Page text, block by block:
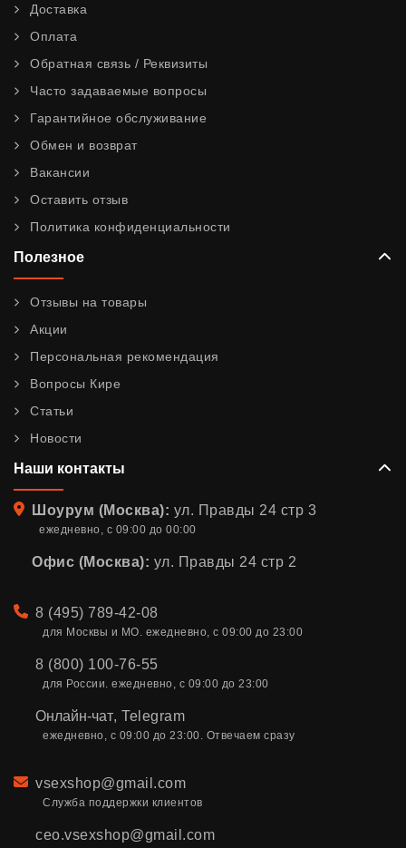
Доставка
Оплата
Обратная связь / Реквизиты
Часто задаваемые вопросы
Гарантийное обслуживание
Обмен и возврат
Вакансии
Оставить отзыв
Политика конфиденциальности
Полезное
Отзывы на товары
Акции
Персональная рекомендация
Вопросы Кире
Статьи
Новости
Наши контакты
Адрес
Шоурум (Москва): ул. Правды 24 стр 3
ежедневно, с 09:00 до 00:00
Офис (Москва): ул. Правды 24 стр 2
Телефон
8 (495) 789-42-08
для Москвы и МО. ежедневно, с 09:00 до 23:00
8 (800) 100-76-55
для России. ежедневно, с 09:00 до 23:00
Онлайн-чат, Telegram
ежедневно, с 09:00 до 23:00. Отвечаем сразу
Email
vsexshop@gmail.com
Служба поддержки клиентов
ceo.vsexshop@gmail.com